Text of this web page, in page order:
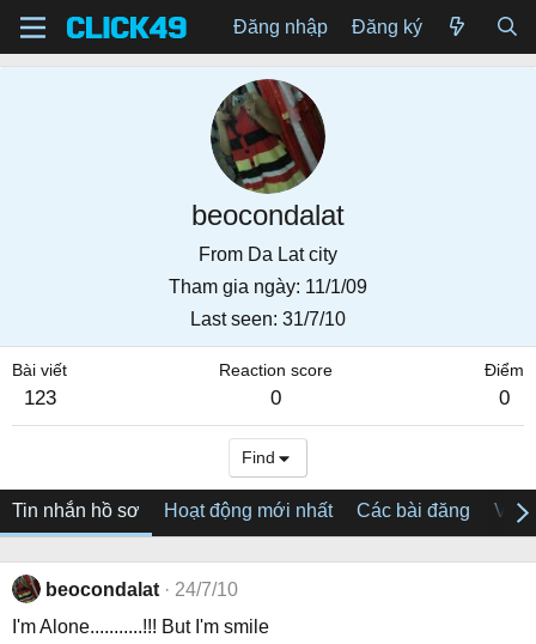
Đăng nhập Đăng ký
beocondalat
From Da Lat city
Tham gia ngày 11/1/09
Last seen 31/7/10
Bài viết
123
Reaction score
0
Điểm
0
Find
Tin nhắn hồ sơ Hoạt động mới nhất Các bài đăng Về
beocondalat
24/7/10
I'm Alone...........!!! But I'm smile